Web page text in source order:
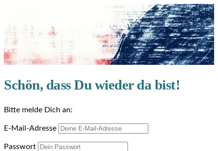
Die KOMMunarden
Willkommen!
Schön, dass Du wieder da bist!
Bitte melde Dich an:
E-Mail-Adresse
Passwort